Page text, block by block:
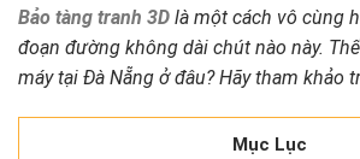
Bảo tàng tranh 3D là một cách vô cùng
đoạn đường không dài chút nào này.
máy tại Đà Nẵng ở đâu? Hãy tham khảo
Mục Lục